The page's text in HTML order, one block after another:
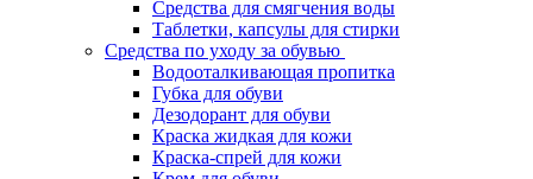
Средства для смягчения воды
Таблетки, капсулы для стирки
Средства по уходу за обувью
Водооталкивающая пропитка
Губка для обуви
Дезодорант для обуви
Краска жидкая для кожи
Краска-спрей для кожи